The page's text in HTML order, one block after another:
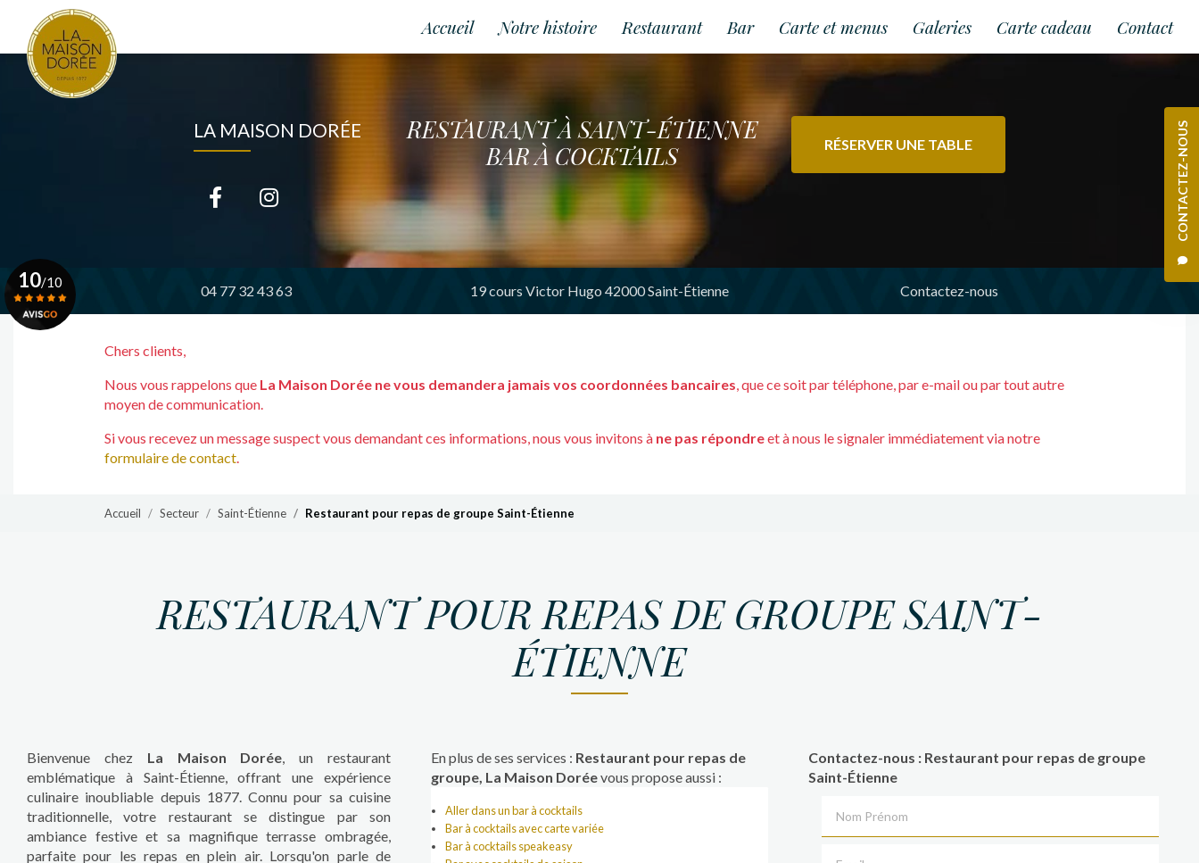
contenu
principal
CONTACTEZ-NOUS
Navigation principale
Accueil Notre histoire Restaurant Bar Carte et menus Galeries Carte cadeau Contact
LA MAISON DORÉE
RESTAURANT À SAINT-ÉTIENNE
BAR À COCKTAILS
RÉSERVER UNE TABLE
04 77 32 43 63 19 cours Victor Hugo 42000 Saint-Étienne Contactez-nous
10/10
Chers clients,
Nous vous rappelons que La Maison Dorée ne vous demandera jamais vos coordonnées bancaires, que ce soit par téléphone, par e-mail ou par tout autre
moyen de communication.
Si vous recevez un message suspect vous demandant ces informations, nous vous invitons à ne pas répondreet à nous le signaler immédiatement via notre
formulaire de contact.
Accueil Secteur Saint-Étienne Restaurant pour repas de groupe Saint-Étienne
RESTAURANT POUR REPAS DE GROUPE SAINT-
ÉTIENNE
Bienvenue chez La Maison Dorée, un restaurant
emblématique à Saint-Étienne, offrant une expérience
culinaire inoubliable depuis 1877. Connu pour sa cuisine
traditionnelle, votre restaurant se distingue par son
ambiance festive et sa magnifique terrasse ombragée,
parfaite pour les repas en plein air. Lorsqu'on parle de
En plus de ses services : Restaurant pour repas de
groupe, La Maison Doréevous propose aussi :
Aller dans un bar à cocktails
Bar à cocktails avec carte variée
Bar à cocktails speakeasy
Contactez-nous : Restaurant pour repas de groupe
Saint-Étienne